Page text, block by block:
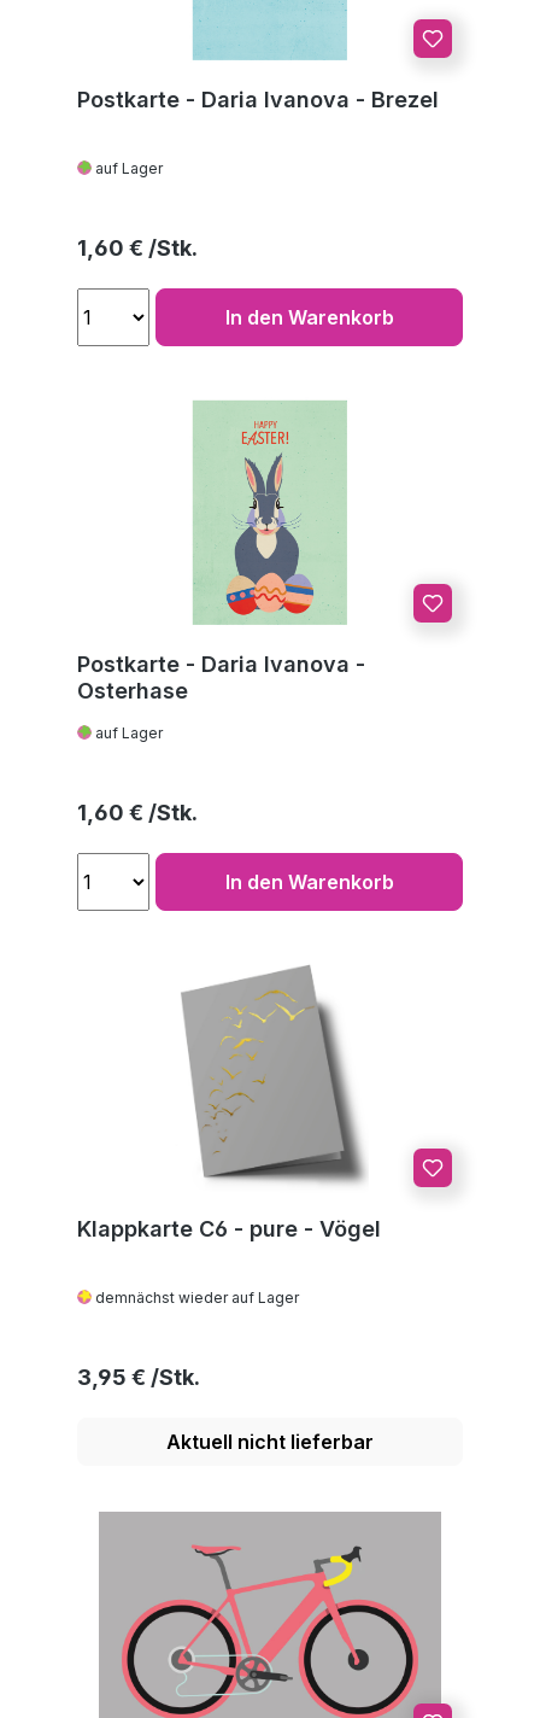
Postkarte - Daria Ivanova - Brezel
auf Lager
Regulärer Preis:
1,60 €
In den Warenkorb
Postkarte - Daria Ivanova -
Osterhase
auf Lager
Regulärer Preis:
1,60 €
In den Warenkorb
Klappkarte C6 - pure - Vögel
demnächst wieder auf Lager
Regulärer Preis:
3,95 €
Aktuell nicht lieferbar